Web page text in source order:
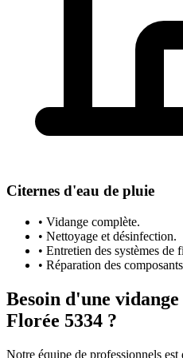
Citernes d'eau de pluie
• Vidange complète.
• Nettoyage et désinfection.
• Entretien des systèmes de
• Réparation des
Besoin d'une vidange
Florée 5334 ?
Notre équipe de professionnels